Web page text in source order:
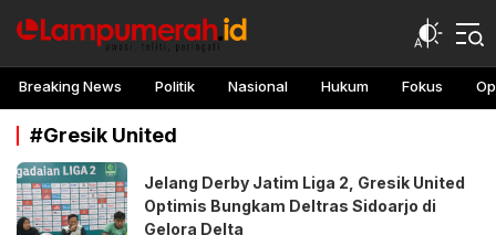
lampu merah
Awasi, teliti, peringati
Breaking News Politik Nasional Hukum Fokus
#Gresik United
Jelang Derby Jatim Liga 2, Gresik United
Optimis Bungkam Deltras Sidoarjo di
Gelora Delta